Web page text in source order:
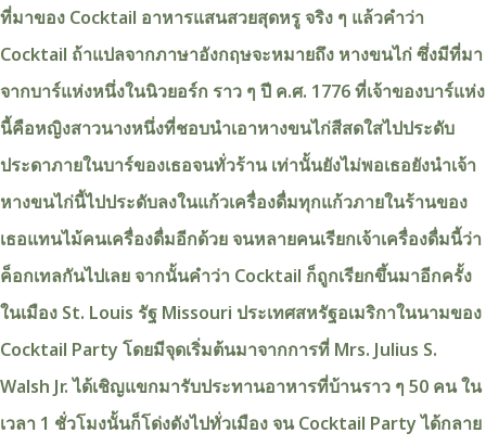
ที่มาของ Cocktail อาหารแสนสวยสุดหรู จริง ๆ แล้วคำว่า
Cocktail ถ้าแปลจากภาษาอังกฤษจะหมายถึง หางขนไก่ ซึ่งมีที่มา
จากบาร์แห่งหนึ่งในนิวยอร์ก ราว ๆ ปี ค.ศ. 1776 ที่เจ้าของบาร์แห่ง
นี้คือหญิงสาวนางหนึ่งที่ชอบนำเอาหางขนไก่สีสดใสไปประดับ
ประดาภายในบาร์ของเธอจนทั่วร้าน เท่านั้นยังไม่พอเธอยังนำเจ้า
หางขนไก่นี้ไปประดับลงในแก้วเครื่องดื่มทุกแก้วภายในร้านของ
เธอแทนไม้คนเครื่องดื่มอีกด้วย จนหลายคนเรียกเจ้าเครื่องดื่มนี้ว่า
ค็อกเทลกันไปเลย จากนั้นคำว่า Cocktail ก็ถูกเรียกขึ้นมาอีกครั้ง
ในเมือง St. Louis รัฐ Missouri ประเทศสหรัฐอเมริกาในนามของ
Cocktail Party โดยมีจุดเริ่มต้นมาจากการที่ Mrs. Julius S.
Walsh Jr. ได้เชิญแขกมารับประทานอาหารที่บ้านราว ๆ 50 คน ใน
เวลา 1 ชั่วโมงนั้นก็โด่งดังไปทั่วเมือง จน Cocktail Party ได้กลาย